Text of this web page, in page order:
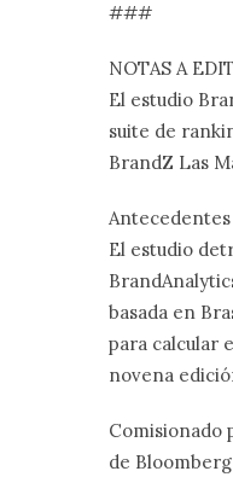
###
NOTAS A
El estudio
suite de
BrandZ Las
El estudio
basada en
para calcular
novena
Comisionado
de